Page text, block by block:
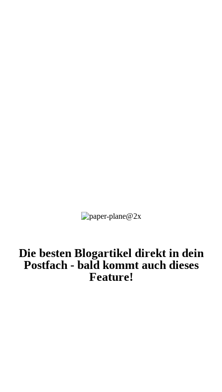
Die besten Blogartikel direkt in dein
Postfach - bald kommt auch dieses
Feature!